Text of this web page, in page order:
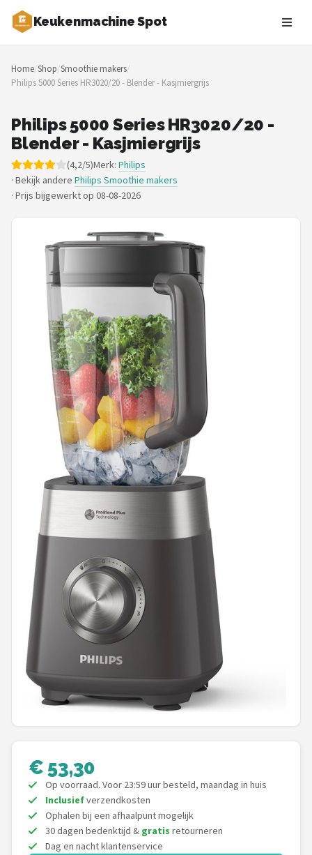
Keukenmachine Spot
Zoeken
NAVIGATIE
Merken
Blog
MasterChef
Restaurants
Keukenmachines
Staafmixers
Juicers
Shop
POPULAIRE MERKEN
Kenwood
Moulinex
KitchenAid
Magimix
Braun
Bardi
Bartscher
Nutribullet
KitchenBrothers
Alle merken →
Home/Shop/Smoothie makers/
Philips 5000 Series HR3020/20 - Blender - Kasjmiergrijs
Philips 5000 Series HR3020/20 -
Blender - Kasjmiergrijs
(4,2/5)Merk: Philips
· Bekijk andere Philips Smoothie makers
· Prijs bijgewerkt op 08-08-2026
€ 53,30
Op voorraad. Voor 23:59 uur besteld, maandag in huis
Inclusiefverzendkosten
Ophalen bij een afhaalpunt mogelijk
30 dagen bedenktijd & gratis retourneren
Dag en nacht klantenservice